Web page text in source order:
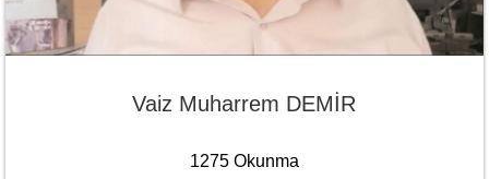
Vaiz Muharrem DEMİR
1275 Okunma